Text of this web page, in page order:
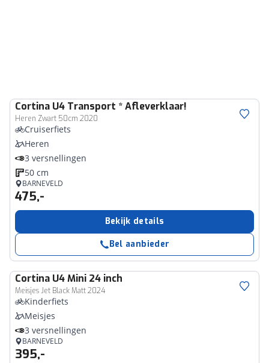
Cortina U4 Transport * Afleverklaar!
Heren Zwart 50cm 2020
Cruiserfiets
Heren
3 versnellingen
50 cm
BARNEVELD
475,-
Bekijk details
Bel aanbieder
Cortina U4 Mini 24 inch
Meisjes Jet Black Matt 2024
Kinderfiets
Meisjes
3 versnellingen
BARNEVELD
395,-